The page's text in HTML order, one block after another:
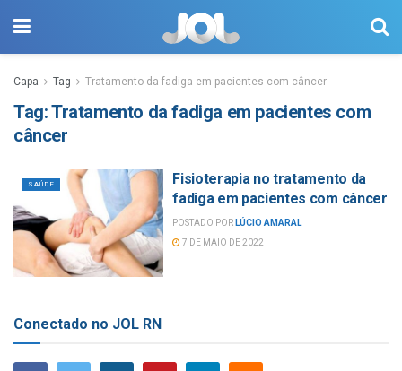
Capa Tag Tratamento da fadiga em pacientes com câncer
Tag:Tratamento da fadiga em pacientes com
câncer
SAÚDE
Fisioterapia no tratamento da
fadiga em pacientes com câncer
POSTADO POR LÚCIO AMARAL
7 DE MAIO DE 2022
Conectado no JOL RN